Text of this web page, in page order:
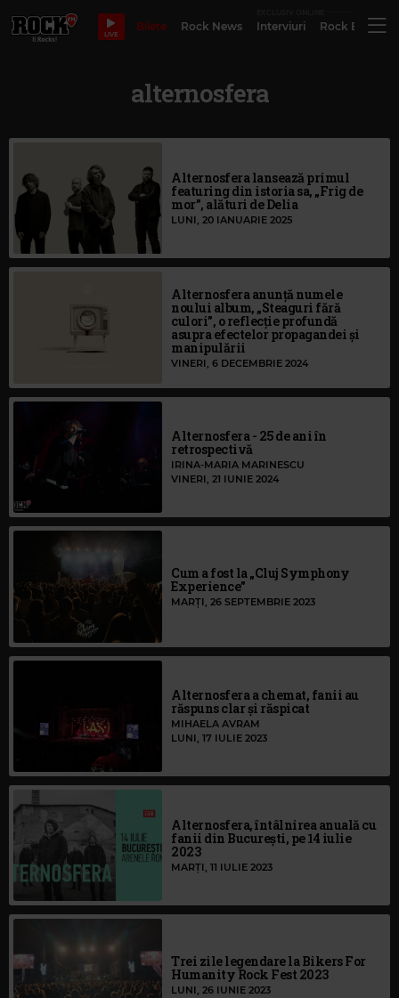
LIVE
Bilete Rock News Interviuri Rock
alternosfera
Alternosfera lansează primul
featuring din istoria sa, „Frig de
mor”, alături de Delia
LUNI, 20 IANUARIE 2025
Alternosfera anunță numele
noului album, „Steaguri fără
culori”, o reflecție profundă
asupra efectelor propagandei și
manipulării
VINERI, 6 DECEMBRIE 2024
Alternosfera - 25 de ani în
retrospectivă
IRINA-MARIA MARINESCU
VINERI, 21 IUNIE 2024
Cum a fost la „Cluj Symphony
Experience”
MARȚI, 26 SEPTEMBRIE 2023
Alternosfera a chemat, fanii au
răspuns clar și răspicat
MIHAELA AVRAM
LUNI, 17 IULIE 2023
Alternosfera, întâlnirea anuală cu
fanii din București, pe 14 iulie
2023
MARȚI, 11 IULIE 2023
Trei zile legendare la Bikers For
Humanity Rock Fest 2023
LUNI, 26 IUNIE 2023